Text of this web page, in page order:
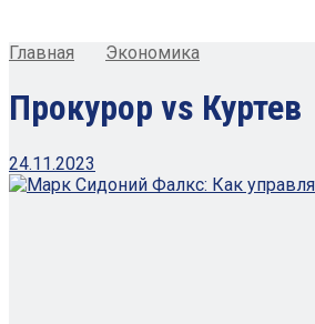
Главная Экономика
Прокурор vs Куртев
24.11.2023